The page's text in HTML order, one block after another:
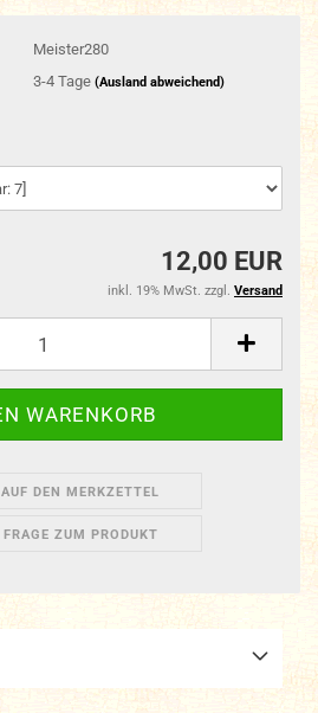
Meister280
3-4 Tage (Ausland abweichend)
12,00 EUR
inkl. 19% MwSt. zzgl. Versand
AUF DEN MERKZETTEL
FRAGE ZUM PRODUKT